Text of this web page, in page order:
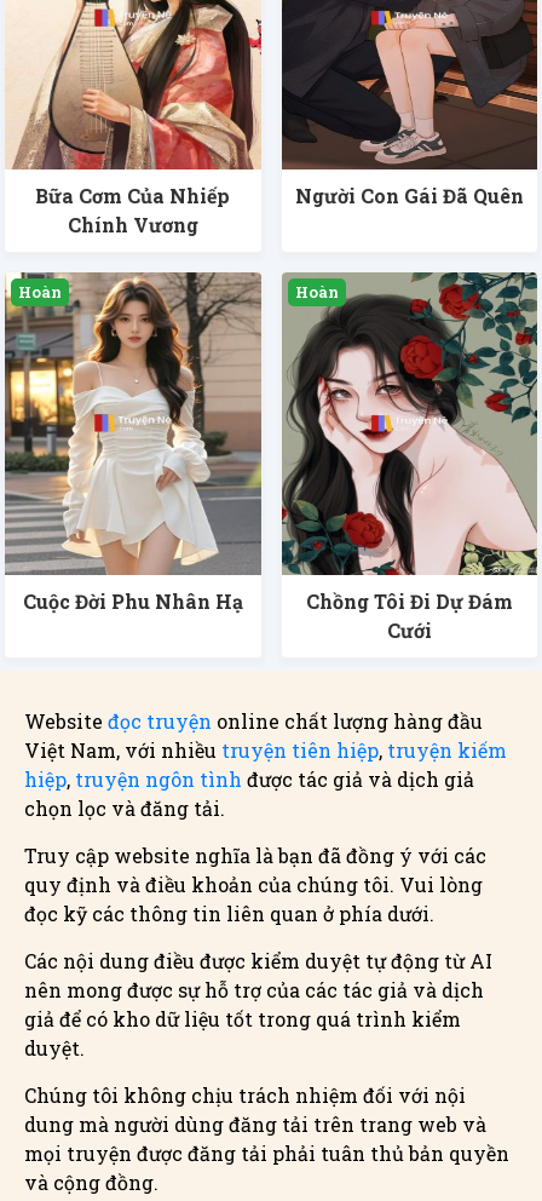
Bữa Cơm Của Nhiếp
Chính Vương
Người Con Gái Đã Quên
Cuộc Đời Phu Nhân Hạ
Chồng Tôi Đi Dự Đám
Cưới
Website đọc truyện online chất lượng hàng đầu
Việt Nam, với nhiều truyện tiên hiệp, truyện kiếm
hiệp, truyện ngôn tình được tác giả và dịch giả
chọn lọc và đăng tải.
Truy cập website nghĩa là bạn đã đồng ý với các
quy định và điều khoản của chúng tôi. Vui lòng
đọc kỹ các thông tin liên quan ở phía dưới.
Các nội dung điều được kiểm duyệt tự động từ AI
nên mong được sự hỗ trợ của các tác giả và dịch
giả để có kho dữ liệu tốt trong quá trình kiểm
duyệt.
Chúng tôi không chịu trách nhiệm đối với nội
dung mà người dùng đăng tải trên trang web và
mọi truyện được đăng tải phải tuân thủ bản quyền
và cộng đồng.